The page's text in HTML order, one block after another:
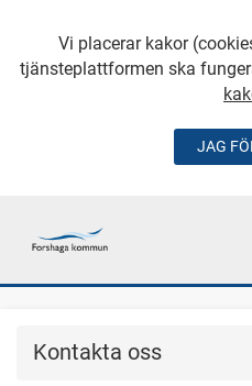
Vi placerar kakor
tjänsteplattformen ska
JAG
Kontakta oss